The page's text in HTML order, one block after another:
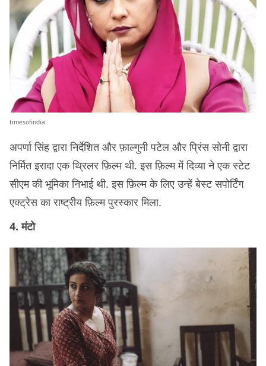
timesofindia
अपर्णा सिंह द्वारा निर्देशित और फ़ाल्गुनी पटेल और प्रिंस सोनी द्वारा
निर्मित इरादा एक थ्रिलर फ़िल्म थी. इस फ़िल्म में दिव्या ने एक स्टेट
सीएम की भूमिका निभाई थी. इस फ़िल्म के लिए उन्हें बेस्ट सपोर्टिंग
एक्ट्रेस का राष्ट्रीय फ़िल्म पुरस्कार मिला.
4. मंटो